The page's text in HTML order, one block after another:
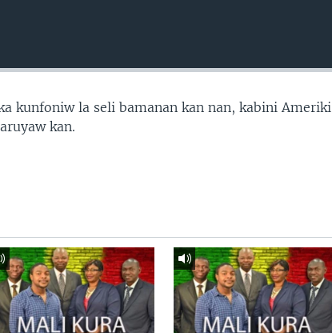
kunfoniw la seli bamanan kan nan, kabini Ameriki
kan.